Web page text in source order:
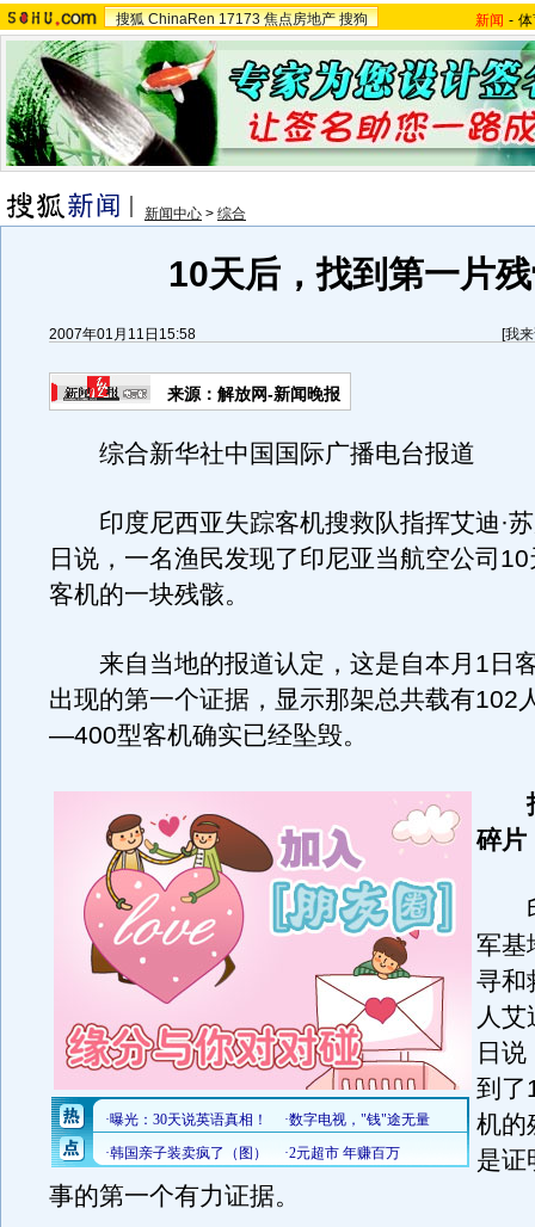
搜狐 ChinaRen 17173 焦点房地产 搜狗 新闻 -
新闻中心 > 综合
10天后，找到第一片
2007年01月11日15:58 [我
来源：解放网-新闻晚报
综合新华社中国国际广播电台报道
印度尼西亚失踪客机搜救队指挥艾迪·
日说，一名渔民发现了印尼亚当航空公司
客机的一块残骸。
来自当地的报道认定，这是自本月1日
出现的第一个证据，显示那架总共载有102
—400型客机确实已经坠毁。
碎片
印
军基
寻和
人艾
日
到了
机的
是证
事的第一个有力证据。